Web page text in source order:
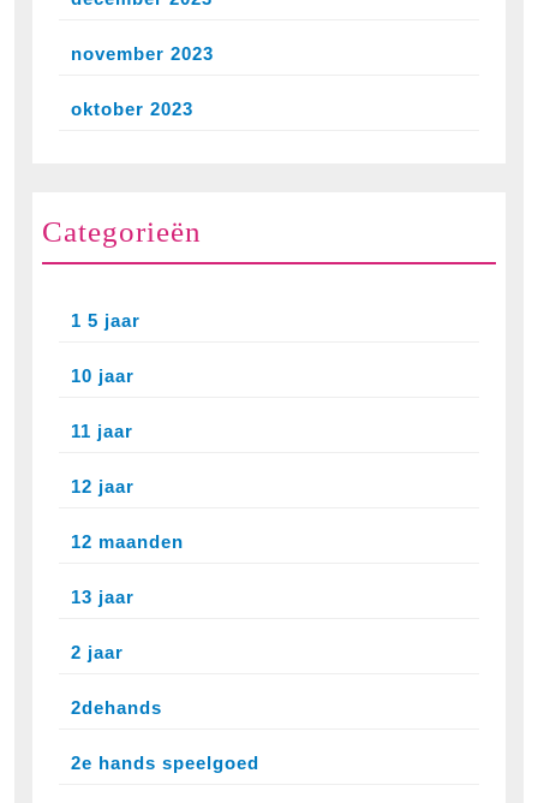
november 2023
oktober 2023
Categorieën
1 5 jaar
10 jaar
11 jaar
12 jaar
12 maanden
13 jaar
2 jaar
2dehands
2e hands speelgoed